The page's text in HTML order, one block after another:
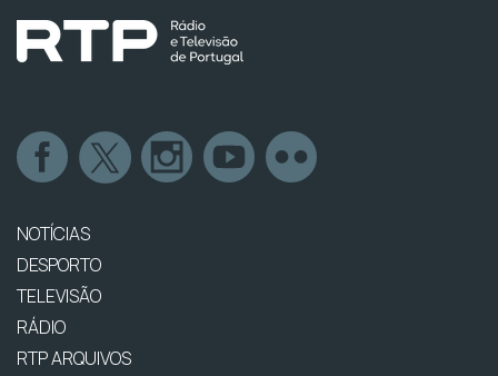
NOTÍCIAS
DESPORTO
TELEVISÃO
RÁDIO
RTP ARQUIVOS